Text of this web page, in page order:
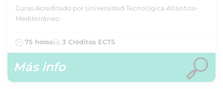
Curso Acreditado por Universidad Tecnológica Atlántico-
Mediterráneo
75 horas 3 Créditos ECTS
Más info